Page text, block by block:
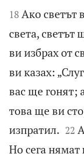


18 Ако светът
света, светът
ви избрах от
ви казах:
вас ще гонят;
това ще ви
изпратил.
22
Но сега нямат